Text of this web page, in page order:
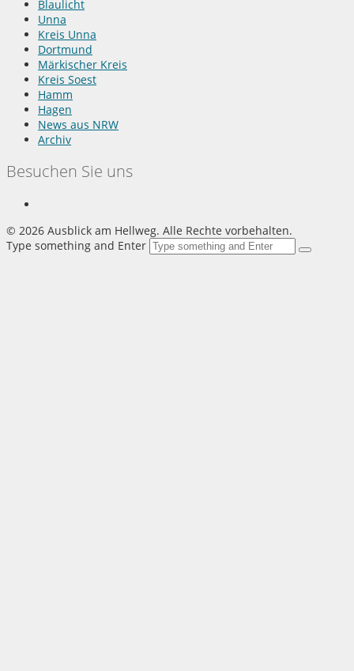
Blaulicht
Unna
Kreis Unna
Dortmund
Märkischer Kreis
Kreis Soest
Hamm
Hagen
News aus NRW
Archiv
Besuchen Sie uns
© 2026 Ausblick am Hellweg. Alle Rechte vorbehalten.
Type something and Enter